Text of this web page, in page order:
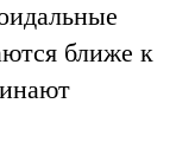
ближе к